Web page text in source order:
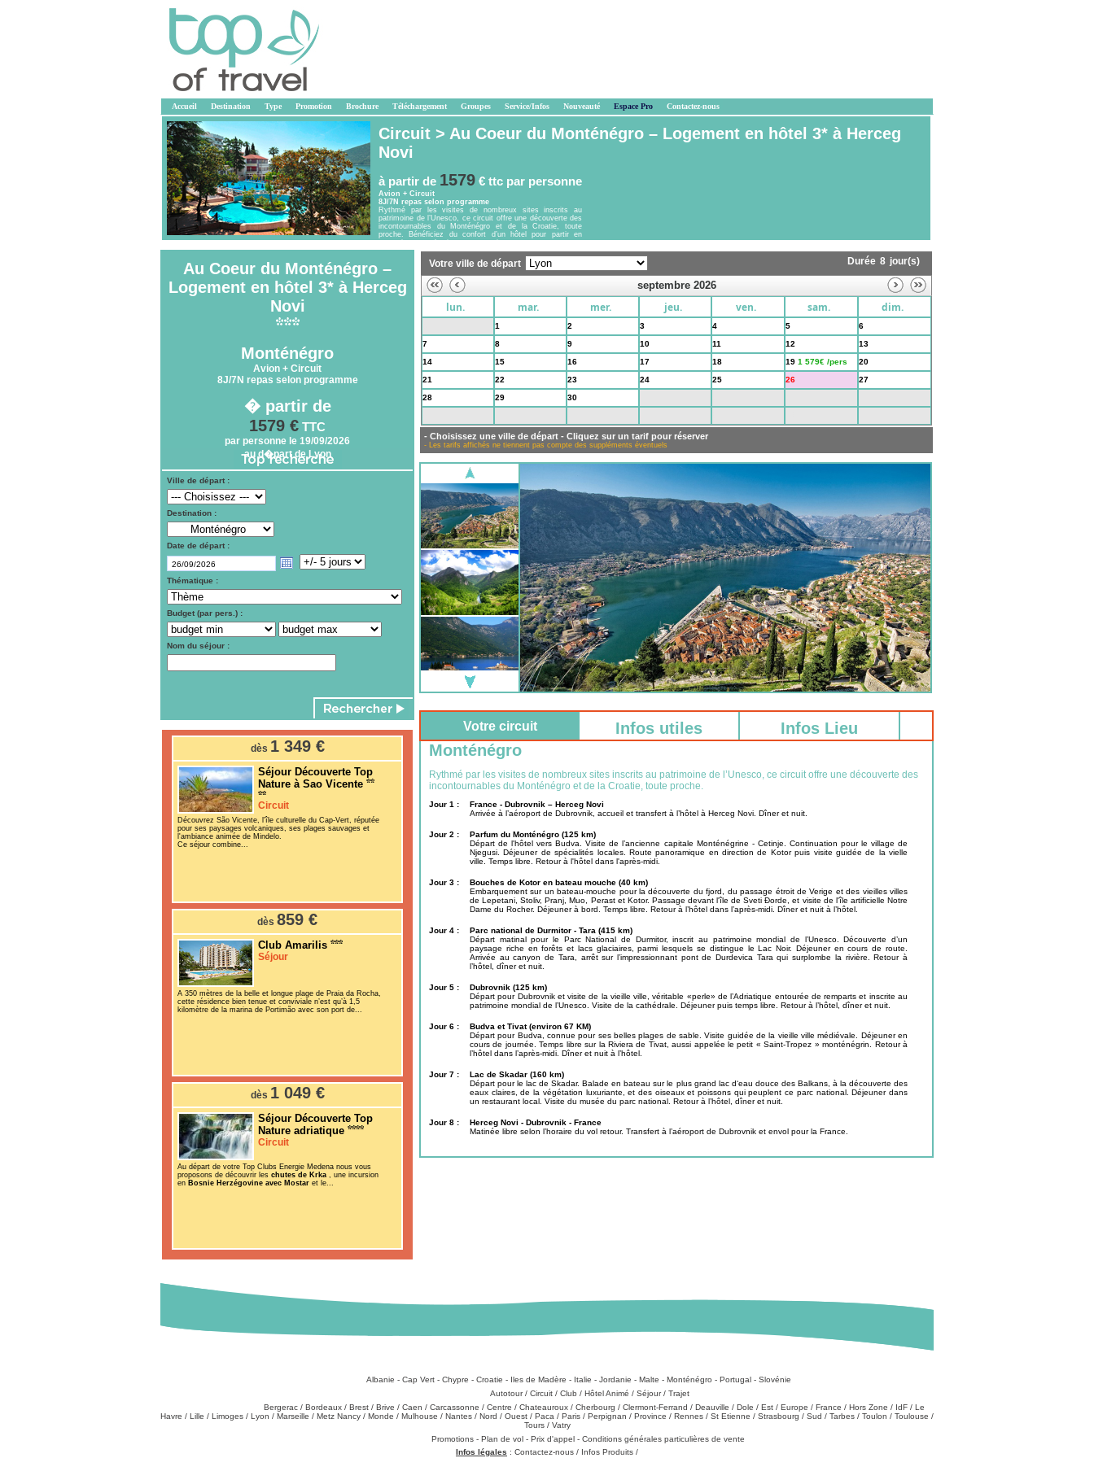
Accueil Destination Type Promotion Brochure Téléchargement Groupes Service/Infos Nouveauté Espace Pro Contactez-nous
Circuit > Au Coeur du Monténégro – Logement en hôtel 3* à Herceg
Novi
à partir de 1579 € ttc par personne
Avion + Circuit
8J/7N repas selon programme
Rythmé par les visites de nombreux sites inscrits au
patrimoine de l’Unesco, ce circuit offre une découverte des
incontournables du Monténégro et de la Croatie, toute
proche. Bénéficiez du confort d’un hôtel pour partir en
excursions tous les jours sans avoir...
Au Coeur du Monténégro –
Logement en hôtel 3* à Herceg
Novi
Monténégro
Avion + Circuit
8J/7N repas selon programme
� partir de
1579 € TTC
par personne le 19/09/2026
au d�part de Lyon
Ville de départ :
Destination :
Date de départ :
Thématique :
Budget (par pers.) :
Nom du séjour :
dès 1 349 €
Séjour Découverte Top
Nature à Sao Vicente
Circuit
Découvrez São Vicente, l'île culturelle du Cap-Vert, réputée
pour ses paysages volcaniques, ses plages sauvages et
l'ambiance animée de Mindelo.
Ce séjour combine...
dès 859 €
Club Amarilis
Séjour
A 350 mètres de la belle et longue plage de Praia da Rocha,
cette résidence bien tenue et conviviale n’est qu’à 1,5
kilomètre de la marina de Portimão avec son port de...
dès 1 049 €
Séjour Découverte Top
Nature adriatique
Circuit
Au départ de votre Top Clubs Energie Medena nous vous
proposons de découvrir les chutes de Krka , une incursion
en Bosnie Herzégovine avec Mostar et le...
Votre ville de départ Durée 8 jour(s)
septembre 2026
lun.
mar. mer. jeu. ven. sam. dim.
1 2 3 4 5
6
7
8 9 10 11 12
13
14
15 16 17 18 19 1 579€ /pers
20
21
22 23 24 25 26
27
28
29 30
- Choisissez une ville de départ - Cliquez sur un tarif pour réserver
- Les tarifs affichés ne tiennent pas compte des suppléments éventuels
Votre circuit Infos utiles
Infos Lieu
Monténégro
Rythmé par les visites de nombreux sites inscrits au patrimoine de l’Unesco, ce circuit offre une découverte des
incontournables du Monténégro et de la Croatie, toute proche.
Jour 1 :
France - Dubrovnik – Herceg Novi
Arrivée à l’aéroport de Dubrovnik, accueil et transfert à l’hôtel à Herceg Novi. Dîner et nuit.
Jour 2 :
Parfum du Monténégro (125 km)
Départ de l'hôtel vers Budva. Visite de l’ancienne capitale Monténégrine - Cetinje. Continuation pour le village de
Njegusi. Déjeuner de spécialités locales. Route panoramique en direction de Kotor puis visite guidée de la vielle
ville. Temps libre. Retour à l'hôtel dans l'après-midi.
Jour 3 :
Bouches de Kotor en bateau mouche (40 km)
Embarquement sur un bateau-mouche pour la découverte du fjord, du passage étroit de Verige et des vieilles villes
de Lepetani, Stoliv, Pranj, Muo, Perast et Kotor. Passage devant l'île de Sveti Ðorde, et visite de l'île artificielle Notre
Dame du Rocher. Déjeuner à bord. Temps libre. Retour à l’hôtel dans l’après-midi. Dîner et nuit à l’hôtel.
Jour 4 :
Parc national de Durmitor - Tara (415 km)
Départ matinal pour le Parc National de Durmitor, inscrit au patrimoine mondial de l’Unesco. Découverte d’un
paysage riche en forêts et lacs glaciaires, parmi lesquels se distingue le Lac Noir. Déjeuner en cours de route.
Arrivée au canyon de Tara, arrêt sur l’impressionnant pont de Durdevica Tara qui surplombe la rivière. Retour à
l’hôtel, dîner et nuit.
Jour 5 :
Dubrovnik (125 km)
Départ pour Dubrovnik et visite de la vieille ville, véritable «perle» de l’Adriatique entourée de remparts et inscrite au
patrimoine mondial de l’Unesco. Visite de la cathédrale. Déjeuner puis temps libre. Retour à l’hôtel, dîner et nuit.
Jour 6 :
Budva et Tivat (environ 67 KM)
Départ pour Budva, connue pour ses belles plages de sable. Visite guidée de la vieille ville médiévale. Déjeuner en
cours de journée. Temps libre sur la Riviera de Tivat, aussi appelée le petit « Saint-Tropez » monténégrin. Retour à
l’hôtel dans l’après-midi. Dîner et nuit à l’hôtel.
Jour 7 :
Lac de Skadar (160 km)
Départ pour le lac de Skadar. Balade en bateau sur le plus grand lac d‘eau douce des Balkans, à la découverte des
eaux claires, de la végétation luxuriante, et des oiseaux et poissons qui peuplent ce parc national. Déjeuner dans
un restaurant local. Visite du musée du parc national. Retour à l’hôtel, dîner et nuit.
Jour 8 :
Herceg Novi - Dubrovnik - France
Matinée libre selon l’horaire du vol retour. Transfert à l’aéroport de Dubrovnik et envol pour la France.
Albanie - Cap Vert- Chypre - Croatie - Iles de Madère - Italie - Jordanie - Malte - Monténégro - Portugal- Slovénie
Autotour/ Circuit / Club / Hôtel Animé / Séjour/ Trajet
Bergerac / Bordeaux / Brest / Brive / Caen / Carcassonne / Centre / Chateauroux / Cherbourg / Clermont-Ferrand / Deauville / Dole / Est / Europe / France / Hors Zone / IdF / Le
Havre / Lille / Limoges / Lyon / Marseille / Metz Nancy / Monde / Mulhouse / Nantes / Nord / Ouest / Paca / Paris / Perpignan / Province / Rennes / St Etienne / Strasbourg / Sud / Tarbes / Toulon / Toulouse /
Tours/ Vatry
Promotions - Plan de vol - Prix d'appel - Conditions générales particulières de vente
Infos légales : Contactez-nous / Infos Produits /